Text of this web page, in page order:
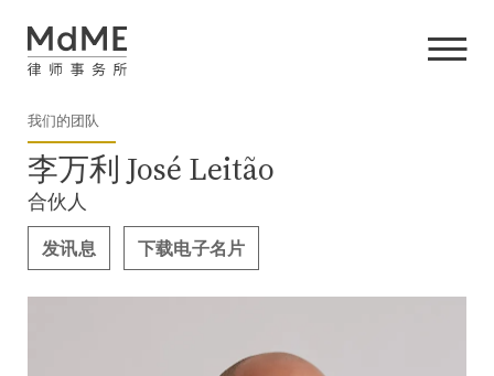
我们的团队
李万利 José Leitão
合伙人
发讯息 下载电子名片